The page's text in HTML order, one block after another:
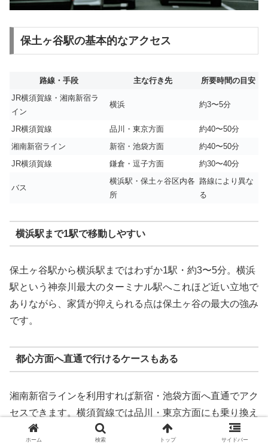
保土ヶ谷駅の基本的なアクセス
路線・手段 主な行き先
所要時間の目安
JR横須賀線・湘南新宿ラ
イン
横浜 約3〜5分
JR横須賀線 品川・東京方面
約40〜50分
湘南新宿ライン
新宿・池袋方面
約40〜50分
JR横須賀線
鎌倉・逗子方面 約30〜40分
バス
横浜駅・保土ヶ谷区内各
所
路線により異な
る
横浜駅まで1駅で移動しやすい
保土ヶ谷駅から横浜駅まではわずか1駅・約3〜5分。横浜
駅という神奈川最大のターミナル駅へこれほど近い立地で
ありながら、家賃が抑えられる点は保土ヶ谷の最大の強み
です。
都心方面へ直通で行けるケースもある
湘南新宿ラインを利用すれば新宿・池袋方面へ直通でアク
セスできます。横須賀線では品川・東京方面にも乗り換え
なしで移動可能です。通勤先によっては、想定以上に使い
ホーム 検索 トップ サイドバー